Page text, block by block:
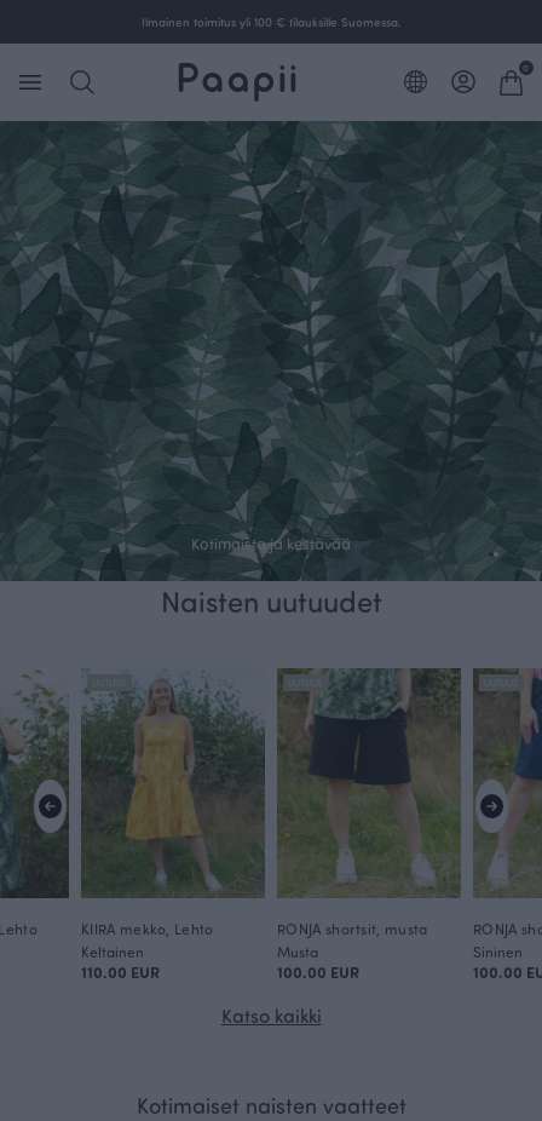
Suunniteltu Suomessa. Ommeltu Suomessa.
0
Kotimaista ja kestävää
Kaikki vaatteemme on ommeltu Suomessa omassa
ompelimossamme.
Ostoksille
Naisten uutuudet
KIIRA mekko, Lehto
Keltainen
110.00 EUR
RONJA shortsit, musta
Musta
100.00 EUR
RONJA
Sininen
100.00
Katso kaikki
Kotimaiset naisten vaatteet